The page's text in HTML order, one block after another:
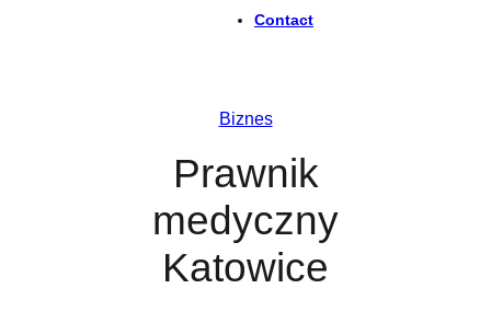
Contact
Biznes
Prawnik
medyczny
Katowice